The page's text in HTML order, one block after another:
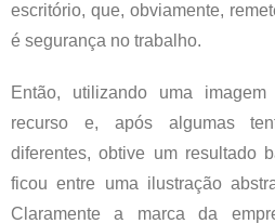
escritório, que, obviamente,
é segurança no trabalho.
Então, utilizando uma
recurso e, após algumas
diferentes, obtive um resultado
ficou entre uma ilustração
Claramente a marca da